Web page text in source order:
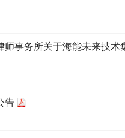
事务所关于海能未来技术
告